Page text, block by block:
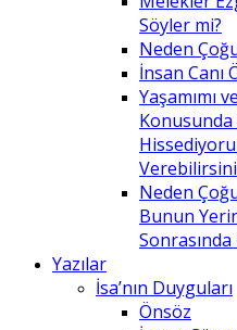
Söyler mi?
Neden
İnsan Canı
Yaşamımı
Konusunda
Neden
Bunun
Yazılar
İsa’nın Duyguları
Önsöz